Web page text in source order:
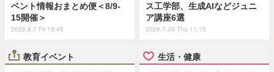
ベント情報おまとめ便＜8/9-
15開催＞
2026.8.7 Fri 19:45
ス工学部、生成AIなどジュニ
ア講座6選
2026.7.30 Thu 11:15
教育イベント 生活・健康